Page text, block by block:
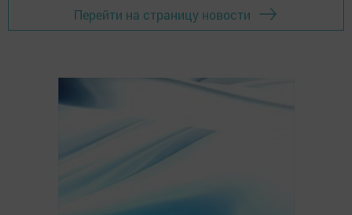
Перейти на страницу новости